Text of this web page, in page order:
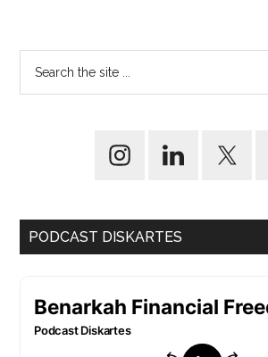
PODCAST DISKARTES